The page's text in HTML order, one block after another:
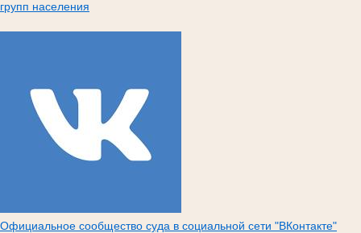
групп населения
Официальное сообщество суда в социальной сети "ВКонтакте"